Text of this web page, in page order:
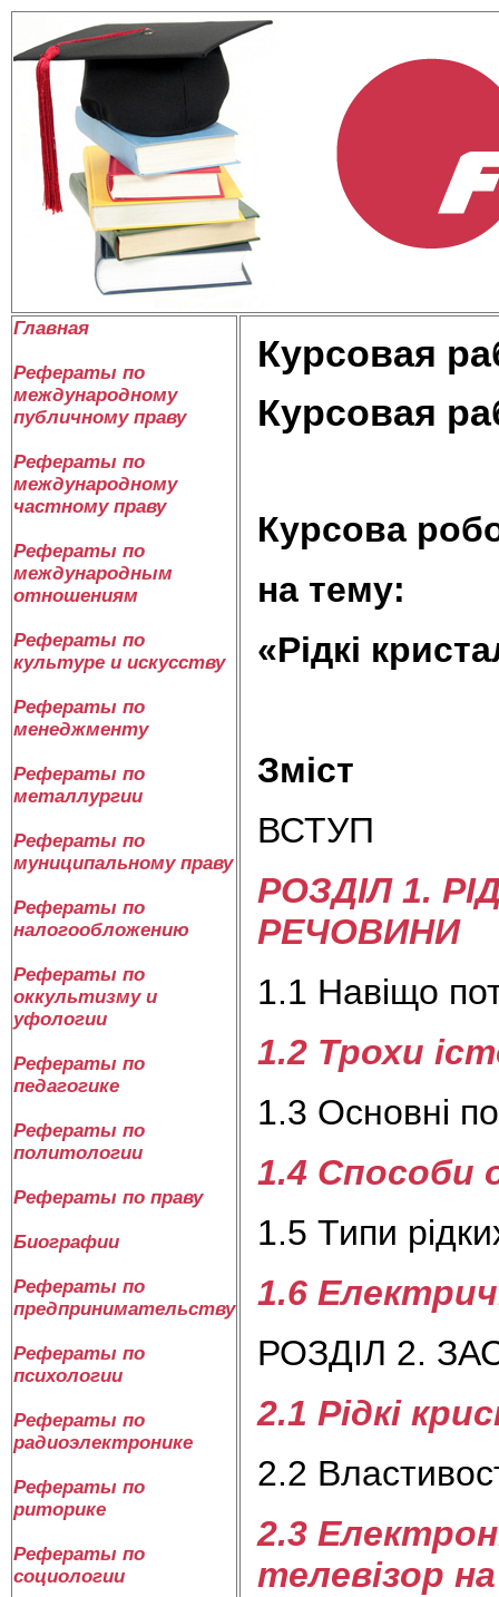
Главная
Рефераты по
международному
публичному праву
Рефераты по
международному
частному праву
Рефераты по
международным
отношениям
Рефераты по
культуре и искусству
Рефераты по
менеджменту
Рефераты по
металлургии
Рефераты по
муниципальному праву
Рефераты по
налогообложению
Рефераты по
оккультизму и
уфологии
Рефераты по
педагогике
Рефераты по
политологии
Рефераты по праву
Биографии
Рефераты по
предпринимательству
Рефераты по
психологии
Рефераты по
радиоэлектронике
Рефераты по
риторике
Рефераты по
социологии
Курсовая
Курсовая
Курсова
на тему:
«Рідкі
Зміст
ВСТУП
РОЗДІЛ 1.
РЕЧОВИНИ
1.1 Навіщо
1.2 Трохи
1.3 Основні
1.4 Способи
1.5 Типи
1.6
РОЗДІЛ 2.
2.1 Рідкі
2.2
2.3
телевізор